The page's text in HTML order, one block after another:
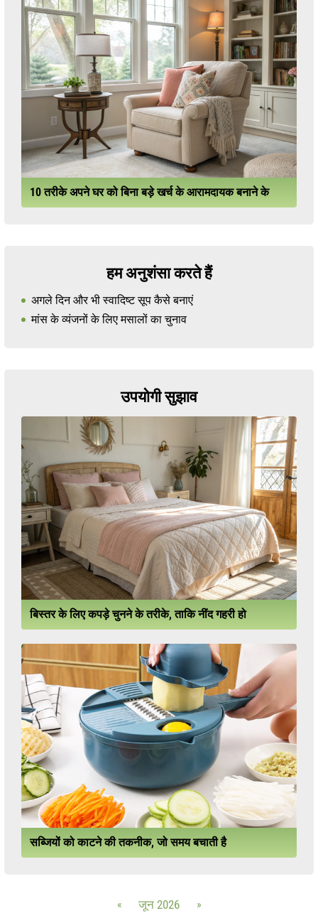
10 तरीके अपने घर को बिना बड़े खर्च के आरामदायक बनाने के
हम अनुशंसा करते हैं
अगले दिन और भी स्वादिष्ट सूप कैसे बनाएं
मांस के व्यंजनों के लिए मसालों का चुनाव
उपयोगी सुझाव
बिस्तर के लिए कपड़े चुनने के तरीके, ताकि नींद गहरी हो
सब्जियों को काटने की तकनीक, जो समय बचाती है
« जून 2026
»